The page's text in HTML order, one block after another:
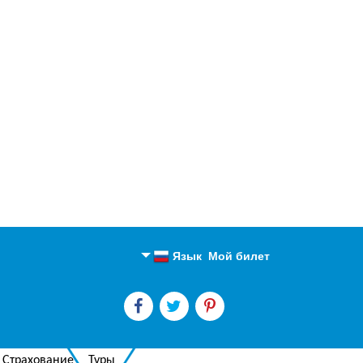
Мой билет
Язык
Английский